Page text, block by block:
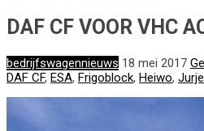
DAF CF VOOR VHC
bedrijfswagennieuws 18 mei 2017
DAF CF, ESA, Frigoblock, Heiwo,